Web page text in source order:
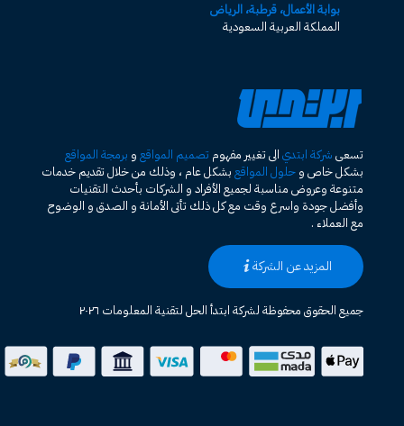
بوابة الأعمال، قرطبة، الرياض
المملكة العربية السعودية
تسعى شركة ابتدي الى تغيير مفهوم تصميم المواقع و برمجة المواقع
بشكل خاص و حلول المواقع بشكل عام ، وذلك من خلال تقديم خدمات
متنوعة وعروض مناسبة لجميع الأفراد و الشركات بأحدث التقنيات
وأفضل جودة واسرع وقت مع كل ذلك تأتى الأمانة و الصدق و الوضوح
مع العملاء .
المزيد عن الشركة
جميع الحقوق محفوظة لشركة ابتدأ الحل لتقنية المعلومات ٢٠٢٦